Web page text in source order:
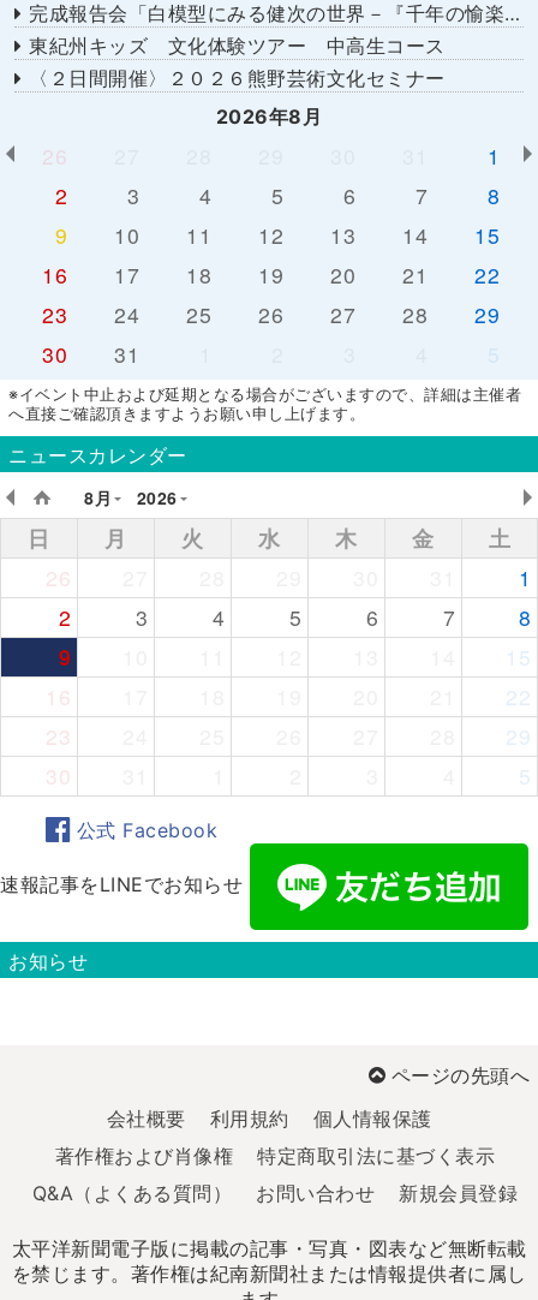
完成報告会「白模型にみる健次の世界－『千年の愉楽』『奇蹟』より－」
東紀州キッズ 文化体験ツアー 中高生コース
〈２日間開催〉２０２６熊野芸術文化セミナー
2026年8月
26
1
2
3 4 5 6 7
8
9
10 11 12 13 14
15
16
17 18 19 20 21
22
23
24 25 26 27 28
29
30
31 5
※イベント中止および延期となる場合がございますので、詳細は主催者
へ直接ご確認頂きますようお願い申し上げます。
ニュースカレンダー
8月
2026
日 月 火 水 木 金
土
26
1
2
3 4 5 6 7
8
9
15
16
22
23
29
30
5
公式 Facebook
速報記事をLINEでお知らせ
お知らせ
ページの先頭へ
会社概要
利用規約
個人情報保護
著作権および肖像権
特定商取引法に基づく表示
Q&A（よくある質問）
お問い合わせ 新規会員登録
太平洋新聞電子版に掲載の記事・写真・図表など無断転載
を禁じます。著作権は紀南新聞社または情報提供者に属し